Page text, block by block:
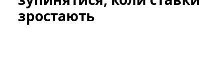
зростають